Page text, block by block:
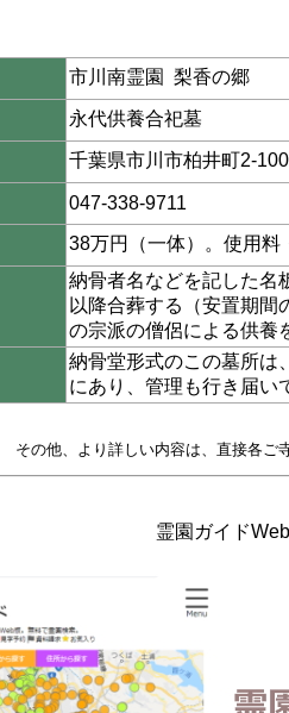
市川南霊園 梨香の郷
永代供養合祀墓
千葉県市川市柏井町2-
047-338-9711
38万円（一体）。使用料
納骨者名などを記した名
以降合葬する（安置期間
の宗派の僧侶による供養
納骨堂形式のこの墓所は
にあり、管理も行き届い
その他、より詳しい内容は、直接各ご
霊園ガイド